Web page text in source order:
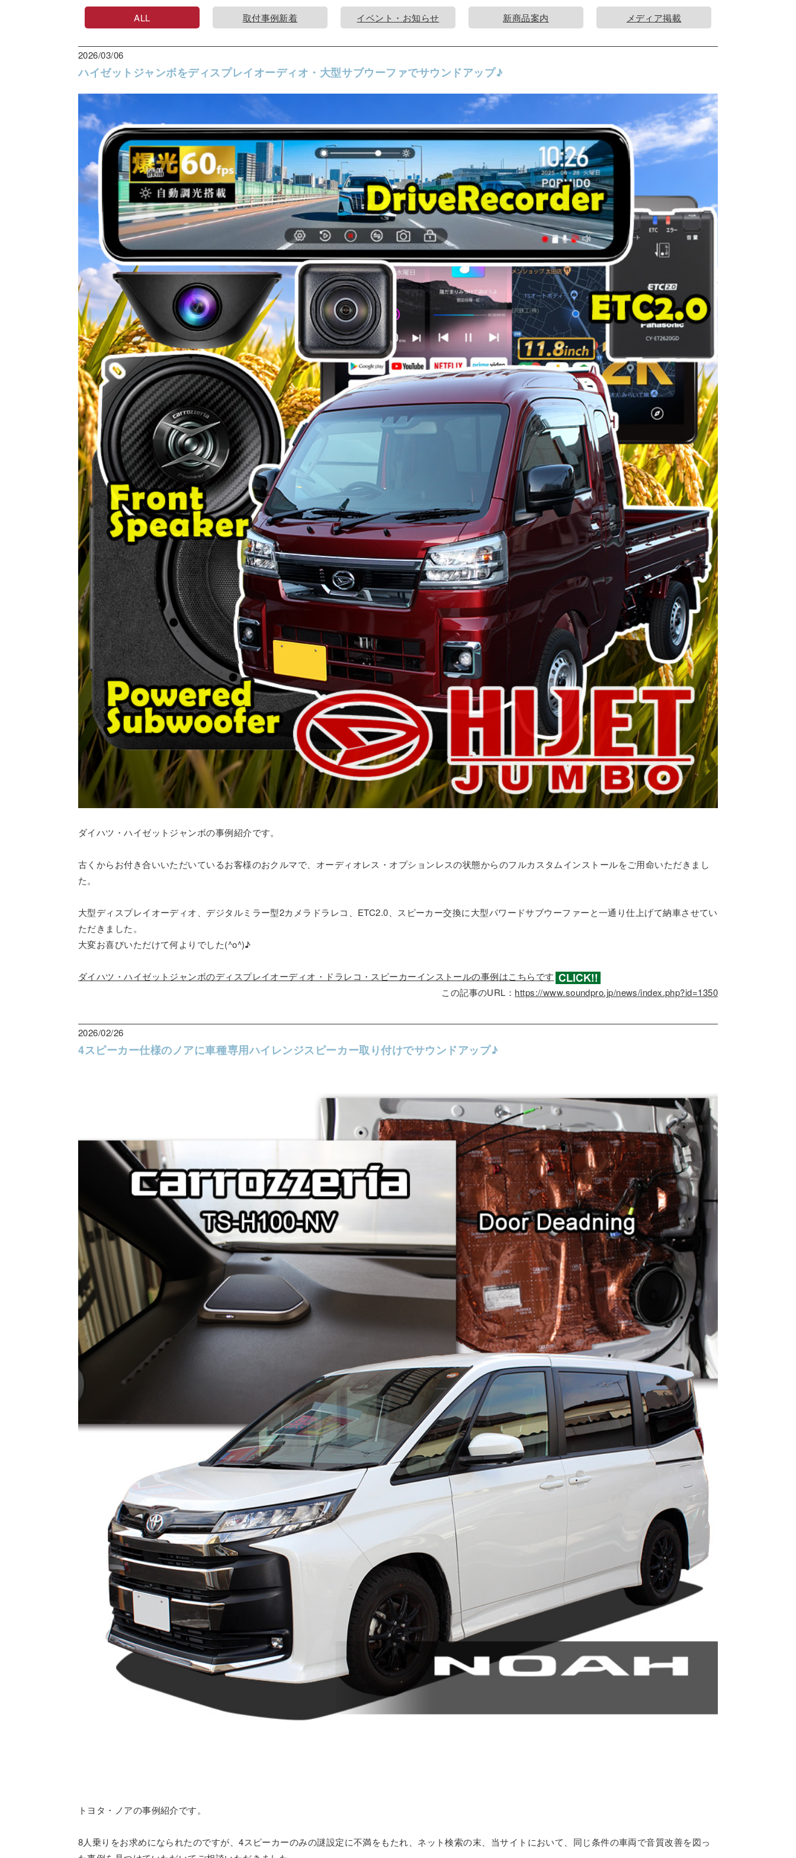
ALL 取付事例新着 イベント・お知らせ 新商品案内 メディア掲載
2026/03/06
ハイゼットジャンボをディスプレイオーディオ・大型サブウーファでサウンドアップ♪
ダイハツ・ハイゼットジャンボの事例紹介です。
古くからお付き合いいただいているお客様のおクルマで、オーディオレス・オプションレスの状態からのフルカスタムインストールをご用命いただきまし
た。
大型ディスプレイオーディオ、デジタルミラー型2カメラドラレコ、ETC2.0、スピーカー交換に大型パワードサブウーファーと一通り仕上げて納車させてい
ただきました。
大変お喜びいただけて何よりでした(^o^)♪
ダイハツ・ハイゼットジャンボのディスプレイオーディオ・ドラレコ・スピーカーインストールの事例はこちらです
この記事のURL： https://www.soundpro.jp/news/index.php?id=1350
2026/02/26
4スピーカー仕様のノアに車種専用ハイレンジスピーカー取り付けでサウンドアップ♪
トヨタ・ノアの事例紹介です。
8人乗りをお求めになられたのですが、4スピーカーのみの謎設定に不満をもたれ、ネット検索の末、当サイトにおいて、同じ条件の車両で音質改善を図っ